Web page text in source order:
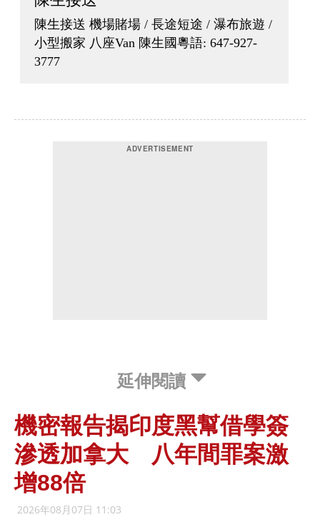
延伸閱讀
機密報告揭印度黑幫借學簽
滲透加拿大 八年間罪案激
增88倍
2026年08月07日 11:03